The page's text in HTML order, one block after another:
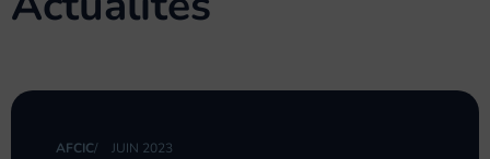
AFCIC/ JUIN 2023